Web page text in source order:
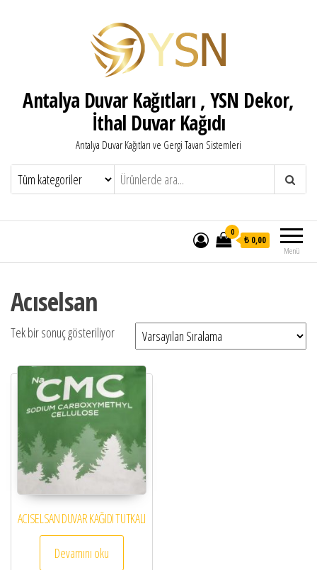
Antalya Duvar Kağıtları , YSN Dekor,
İthal Duvar Kağıdı
Antalya Duvar Kağıtları ve Gergi Tavan Sistemleri
Menü
0
₺ 0,00
Acıselsan
Tek bir sonuç gösteriliyor
ACISELSAN DUVAR KAĞIDI TUTKALI
Devamını oku